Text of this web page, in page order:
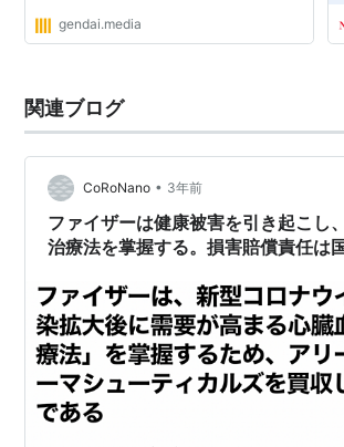
gendai.media
関連ブログ
CoRoNano • 3年前
ファイザーは健康被害を引き起こし
治療法を掌握する。損害賠償責任は
続く。